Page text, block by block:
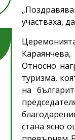
участваха,
Относно
туризма,
на
стана ясно